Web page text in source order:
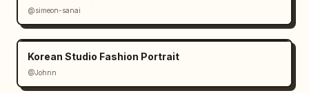
@simeon-sanai
Korean Studio Fashion Portrait
@Johnn